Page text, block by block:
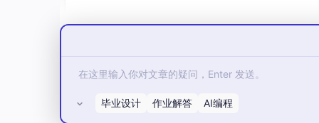
所有评论(0)
毕业设计 作业解答 AI编程